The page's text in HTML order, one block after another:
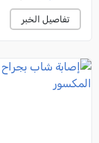
تفاصيل الخبر